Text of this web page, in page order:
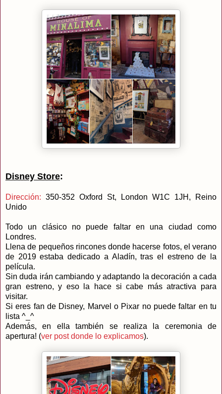
Disney Store:
Dirección: 350-352 Oxford St, London W1C 1JH, Reino
Unido
Todo un clásico no puede faltar en una ciudad como
Londres.
Llena de pequeños rincones donde hacerse fotos, el verano
de 2019 estaba dedicado a Aladín, tras el estreno de la
película.
Sin duda irán cambiando y adaptando la decoración a cada
gran estreno, y eso la hace si cabe más atractiva para
visitar.
Si eres fan de Disney, Marvel o Pixar no puede faltar en tu
lista ^_^
Además, en ella también se realiza la ceremonia de
apertura! (ver post donde lo explicamos).